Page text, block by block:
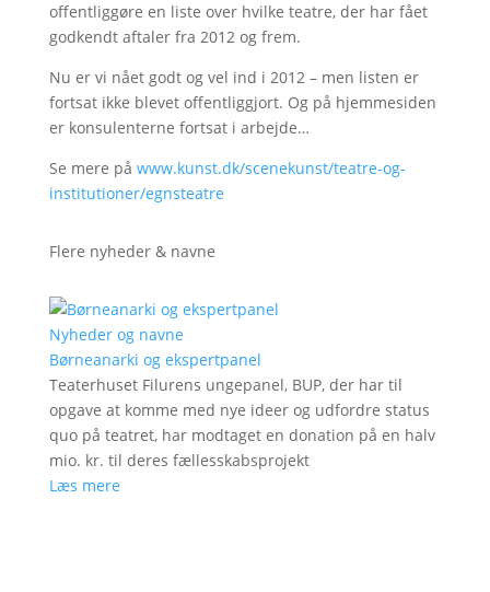
offentliggøre en liste over hvilke teatre, der har fået
godkendt aftaler fra 2012 og frem.
Nu er vi nået godt og vel ind i 2012 – men listen er
fortsat ikke blevet offentliggjort. Og på hjemmesiden
er konsulenterne fortsat i arbejde…
Se mere på www.kunst.dk/scenekunst/teatre-og-
institutioner/egnsteatre
Flere nyheder & navne
Nyheder og navne
Børneanarki og ekspertpanel
Teaterhuset Filurens ungepanel, BUP, der har til
opgave at komme med nye ideer og udfordre status
quo på teatret, har modtaget en donation på en halv
mio. kr. til deres fællesskabsprojekt
Læs mere